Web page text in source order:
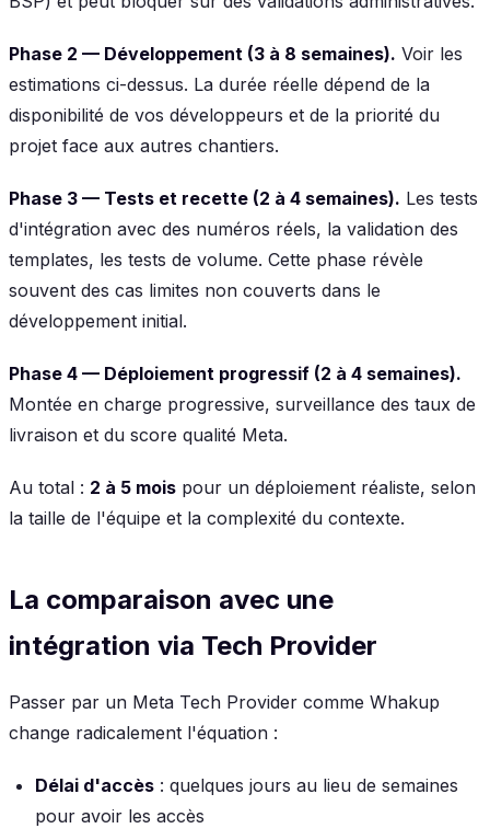
Phase 2 — Développement (3 à 8 semaines). Voir les
estimations ci-dessus. La durée réelle dépend de la
disponibilité de vos développeurs et de la priorité du
projet face aux autres chantiers.
Phase 3 — Tests et recette (2 à 4 semaines). Les tests
d'intégration avec des numéros réels, la validation des
templates, les tests de volume. Cette phase révèle
souvent des cas limites non couverts dans le
développement initial.
Phase 4 — Déploiement progressif (2 à 4 semaines).
Montée en charge progressive, surveillance des taux de
livraison et du score qualité Meta.
Au total : 2 à 5 mois pour un déploiement réaliste, selon
la taille de l'équipe et la complexité du contexte.
La comparaison avec une
intégration via Tech Provider
Passer par un Meta Tech Provider comme Whakup
change radicalement l'équation :
Délai d'accès : quelques jours au lieu de semaines
pour avoir les accès